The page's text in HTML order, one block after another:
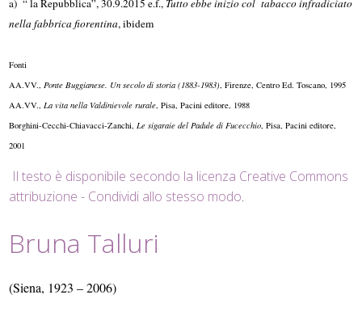
a) “ la Repubblica”, 30.9.2015 e.f., Tutto ebbe inizio col tabacco infradiciato
nella fabbrica fiorentina, ibidem
Fonti
AA.VV., Ponte Buggianese. Un secolo di storia (1883-1983) , Firenze, Centro Ed. Toscano, 1995
AA.VV., La vita nella Valdinievole rurale , Pisa, Pacini editore, 1988
Borghini-Cecchi-Chiavacci-Zanchi, Le sigaraie del Padule di Fucecchio , Pisa, Pacini editore,
2001
Il testo è disponibile secondo la licenza Creative Commons
attribuzione - Condividi allo stesso modo.
Bruna Talluri
(Siena, 1923 – 2006)